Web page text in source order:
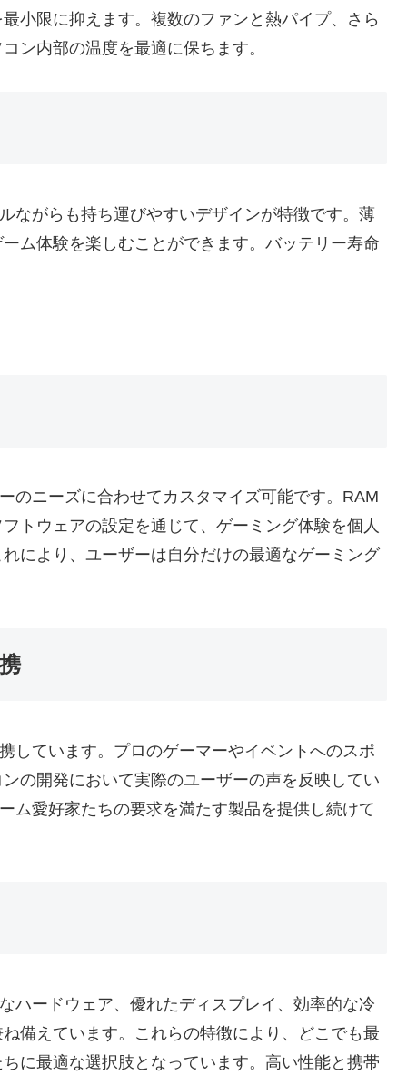
小限に抑えます。複数のファンと熱パイプ、さら
ン内部の温度を最適に保ちます。
ながらも持ち運びやすいデザインが特徴です。薄
ム体験を楽しむことができます。バッテリー寿命
のニーズに合わせてカスタマイズ可能です。RAM
トウェアの設定を通じて、ゲーミング体験を個人
により、ユーザーは自分だけの最適なゲーミング
しています。プロのゲーマーやイベントへのスポ
の開発において実際のユーザーの声を反映してい
ム愛好家たちの要求を満たす製品を提供し続けて
ハードウェア、優れたディスプレイ、効率的な冷
備えています。これらの特徴により、どこでも最
に最適な選択肢となっています。高い性能と携帯